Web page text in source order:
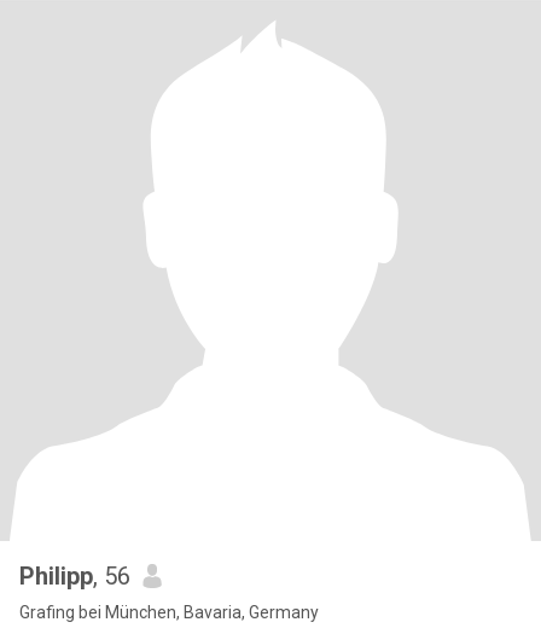
Philipp, 56
Grafing bei München, Bavaria, Germany